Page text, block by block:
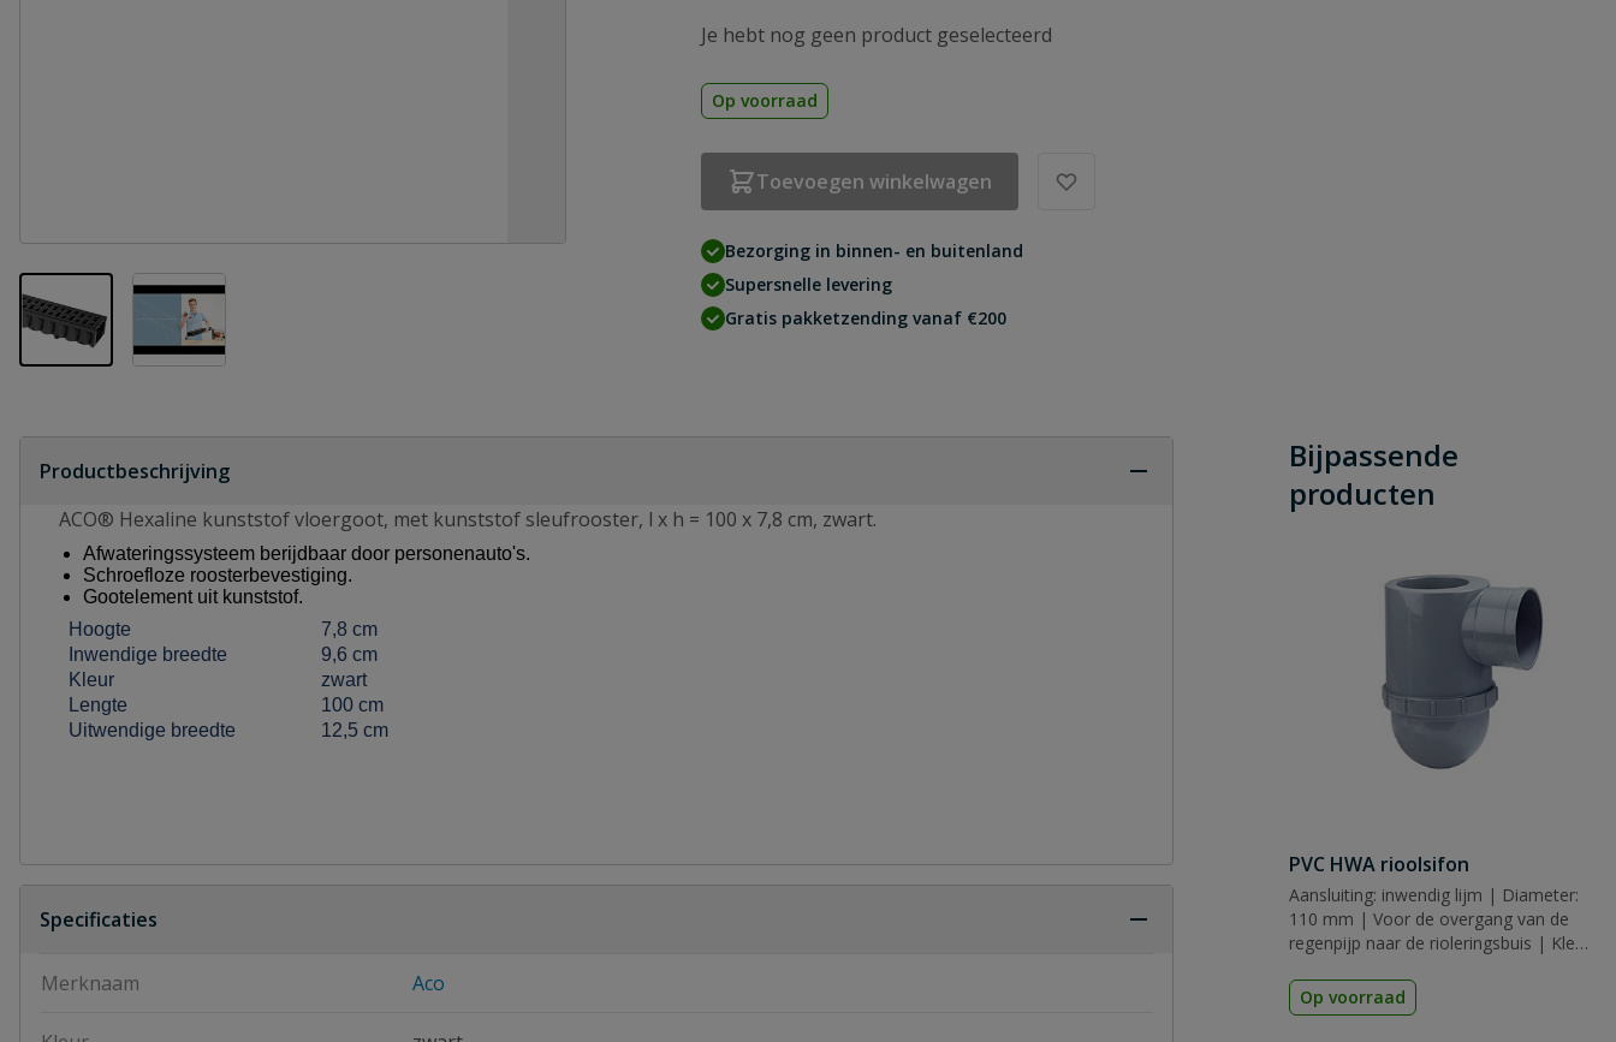
View larger imageView larger image
Je hebt nog geen product geselecteerd
Op voorraad
Toevoegen winkelwagen
Bezorging in binnen- en buitenland
Supersnelle levering
Gratis pakketzending vanaf €200
Productbeschrijving
ACO® Hexaline kunststof vloergoot, met kunststof sleufrooster, l x h = 100 x 7,8 cm, zwart.
Afwateringssysteem berijdbaar door personenauto's.
Schroefloze roosterbevestiging.
Gootelement uit kunststof.
Hoogte
7,8 cm
Inwendige breedte
9,6 cm
Kleur
zwart
Lengte
100 cm
Uitwendige breedte
12,5 cm
Specificaties
Merknaam Aco
Bijpassende
producten
PVC HWA rioolsifon
Aansluiting: inwendig lijm | Diameter:
110 mm | Voor de overgang van de
regenpijp naar de rioleringsbuis | Kleur:
Op voorraad